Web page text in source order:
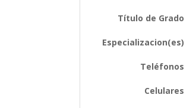
Título de Grado
Especializacion(es)
Teléfonos
Celulares